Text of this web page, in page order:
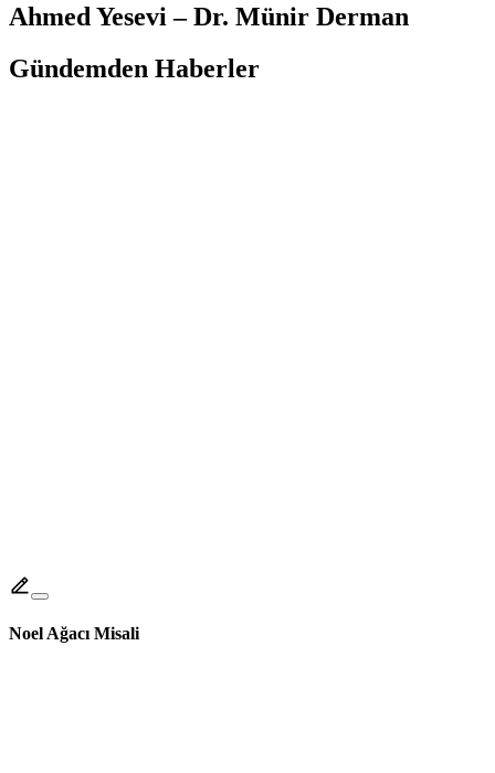
Ahmed Yesevi – Dr. Münir Derman
Gündemden Haberler
Noel Ağacı Misali